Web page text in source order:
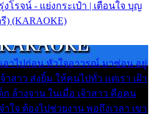
งโรจน์ - แย่งกระเป๋า | เตือนใจ บุญ
) (KARAOKE)
อาไปก่อน หัวใจอาวรณ์ มาซ่อน อยู่
สาว ส่งยิ้ม ให้คนไปทั่ว แต่เรา เฝ้า
ก ล้างจาน ในเมื่อ เจ้าสาว คือคน
ใจ ต้องไปช่วยงาน พอถึงเวลา เขา